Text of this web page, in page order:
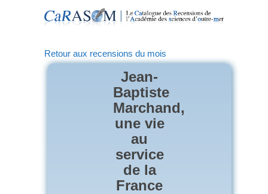
Retour aux recensions du mois
Jean-
Baptiste
Marchand,
une vie
au
service
de la
France